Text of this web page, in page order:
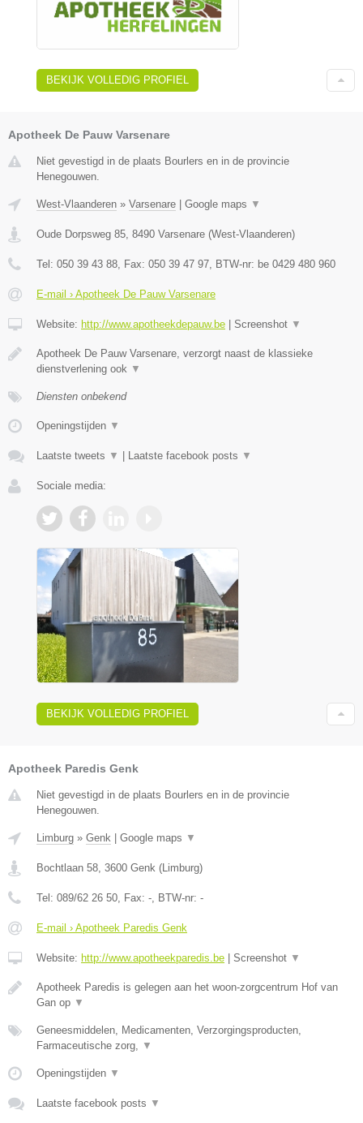
BEKIJK VOLLEDIG PROFIEL
Apotheek De Pauw Varsenare
Niet gevestigd in de plaats Bourlers en in de provincie
Henegouwen.
West-Vlaanderen » Varsenare Google maps ▼
Oude Dorpsweg 85 8490 Varsenare (West-Vlaanderen)
Tel: 050 39 43 88 , Fax: 050 39 47 97 , BTW-nr: be 0429 480 960
E-mail › Apotheek De Pauw Varsenare
Website: http://www.apotheekdepauw.be Screenshot ▼
Apotheek De Pauw Varsenare, verzorgt naast de klassieke
dienstverlening ook ▼
Diensten onbekend
Openingstijden ▼
Laatste tweets ▼ Laatste facebook posts ▼
Sociale media:
BEKIJK VOLLEDIG PROFIEL
Apotheek Paredis Genk
Niet gevestigd in de plaats Bourlers en in de provincie
Henegouwen.
Limburg » Genk | Google maps ▼
Bochtlaan 58 3600 Genk (Limburg)
Tel: 089/62 26 50 , Fax: - , BTW-nr: -
E-mail › Apotheek Paredis Genk
Website: http://www.apotheekparedis.be | Screenshot ▼
Apotheek Paredis is gelegen aan het woon-zorgcentrum Hof van
Gan op ▼
Geneesmiddelen, Medicamenten, Verzorgingsproducten,
Farmaceutische zorg,
▼
Openingstijden ▼
Laatste facebook posts ▼